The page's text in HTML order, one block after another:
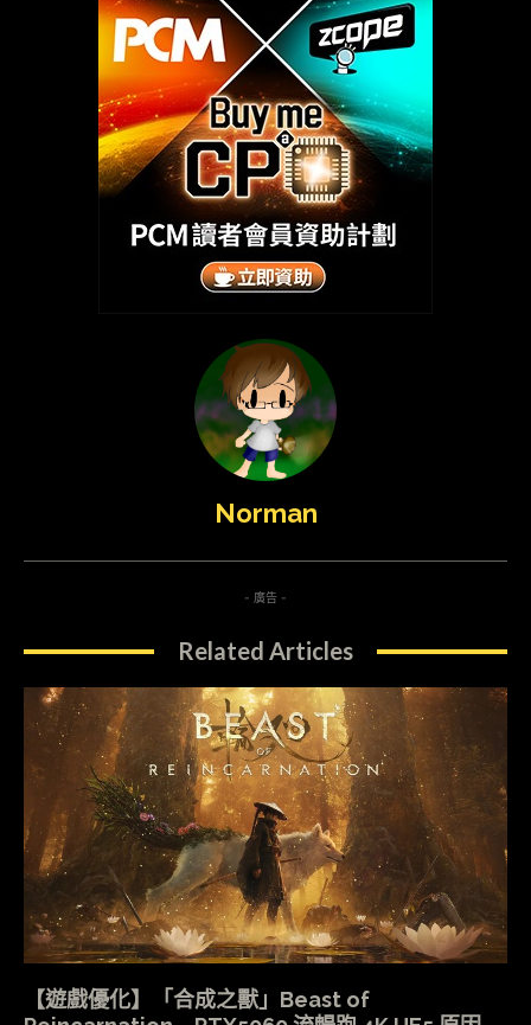
Norman
- 廣告 -
Related Articles
【遊戲優化】「合成之獸」Beast of